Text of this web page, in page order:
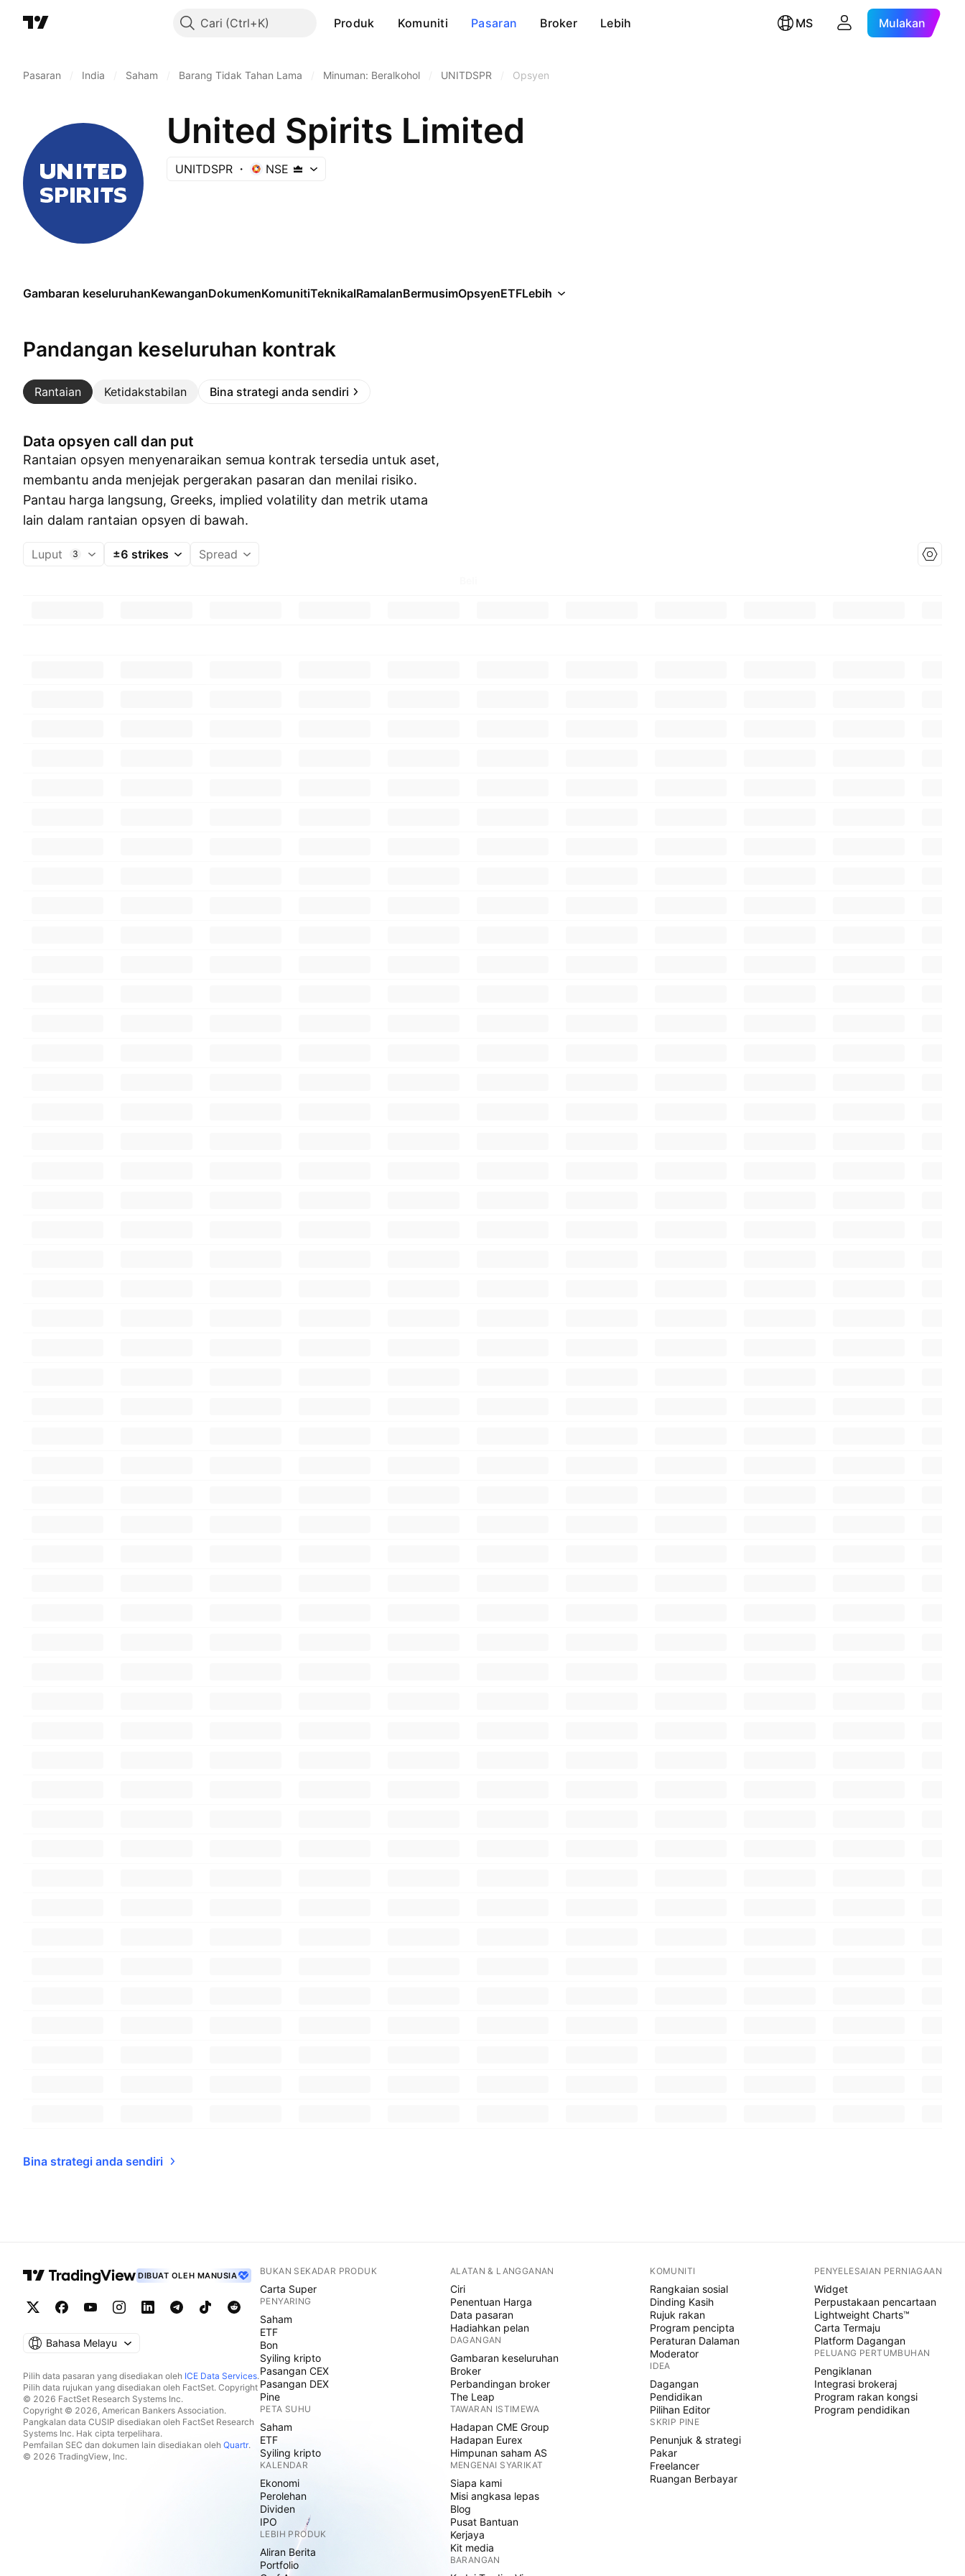
Cari Produk Komuniti Pasaran Broker Lebih MS Mulakan
Pasaran India Saham Barang Tidak Tahan Lama Minuman: Beralkohol UNITDSPR Opsyen
United Spirits Limited
UNITDSPR NSE
Gambaran keseluruhanKewanganDokumenKomunitiTeknikalRamalanBermusimOpsyenETFLebih
Pandangan keseluruhan kontrak
Rantaian Ketidakstabilan Bina strategi anda sendiri
Data opsyen call dan put
Rantaian opsyen menyenaraikan semua kontrak tersedia untuk aset,
membantu anda menjejak pergerakan pasaran dan menilai risiko.
Pantau harga langsung, Greeks, implied volatility dan metrik utama
lain dalam rantaian opsyen di bawah.
Luput 3 ±6 strikes Spread
Bina strategi anda sendiri
DIBUAT OLEH MANUSIA
Bahasa Melayu
Pilih data pasaran yang disediakan oleh ICE Data Services.
Pilih data rujukan yang disediakan oleh FactSet. Copyright
© 2026 FactSet Research Systems Inc.
Copyright © 2026, American Bankers Association.
Pangkalan data CUSIP disediakan oleh FactSet Research
Systems Inc. Hak cipta terpelihara.
Pemfailan SEC dan dokumen lain disediakan oleh Quartr.
© 2026 TradingView, Inc.
BUKAN SEKADAR PRODUK
Carta Super
PENYARING
Saham
ETF
Bon
Syiling kripto
Pasangan CEX
Pasangan DEX
Pine
PETA SUHU
Saham
ETF
Syiling kripto
KALENDAR
Ekonomi
Perolehan
Dividen
IPO
LEBIH PRODUK
Aliran Berita
Portfolio
ALATAN & LANGGANAN
Ciri
Penentuan Harga
Data pasaran
Hadiahkan pelan
DAGANGAN
Gambaran keseluruhan
Broker
Perbandingan broker
The Leap
TAWARAN ISTIMEWA
Hadapan CME Group
Hadapan Eurex
Himpunan saham AS
MENGENAI SYARIKAT
Siapa kami
Misi angkasa lepas
Blog
Pusat Bantuan
Kerjaya
Kit media
BARANGAN
KOMUNITI
Rangkaian sosial
Dinding Kasih
Rujuk rakan
Program pencipta
Peraturan Dalaman
Moderator
IDEA
Dagangan
Pendidikan
Pilihan Editor
SKRIP PINE
Penunjuk & strategi
Pakar
Freelancer
Ruangan Berbayar
PENYELESAIAN PERNIAGAAN
Widget
Perpustakaan pencartaan
Lightweight Charts™
Carta Termaju
Platform Dagangan
PELUANG PERTUMBUHAN
Pengiklanan
Integrasi brokeraj
Program rakan kongsi
Program pendidikan